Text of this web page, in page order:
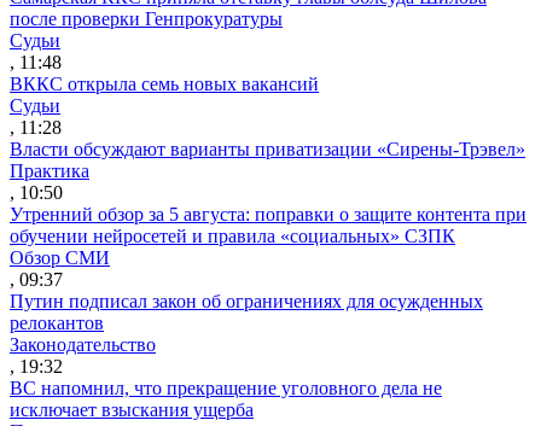
после проверки Генпрокуратуры
Судьи
, 11:48
ВККС открыла семь новых вакансий
Судьи
, 11:28
Власти обсуждают варианты приватизации «Сирены-Трэвел»
Практика
, 10:50
Утренний обзор за 5 августа: поправки о защите контента при
обучении нейросетей и правила «социальных» СЗПК
Обзор СМИ
, 09:37
Путин подписал закон об ограничениях для осужденных
релокантов
Законодательство
, 19:32
ВС напомнил, что прекращение уголовного дела не
исключает взыскания ущерба